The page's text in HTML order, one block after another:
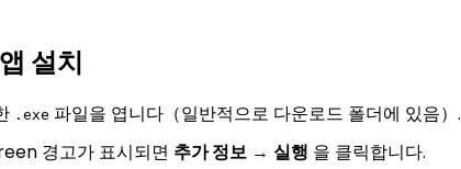
설치
.exe 파일을 엽니다（일반적으로 다운로드 폴더에 있음）.
경고가 표시되면 추가 정보 → 실행 을 클릭합니다.